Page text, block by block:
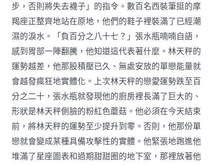
步，否則將失去襪子」的指令。數百名西裝筆挺的摩
羯座正整齊地站在原地，他們的鞋子裡裝滿了已經潮
濕的淚水。「負百分之八十七？」張水瓶喃喃自語，
感到胃部一陣翻騰，他知道這代表著什麼。林天秤的
運勢越差，他那股積壓已久、無處安放的單戀能量就
會越發瘋狂地實體化。上次林天秤的戀愛運勢跌至百
分之二十，張水瓶就發現他的廚房裡長滿了巨大的、
形狀是林天秤側臉的粉紅色蘑菇。他必須在今天結束
前，將林天秤的運勢至少提升到零。否則，他那份單
戀就會變成某種具備攻擊性的實體。他緊張地跑進他
堆滿了星座圖表和過期甜甜圈的地下室，那裡放著他